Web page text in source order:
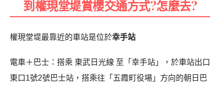
到權現堂堤賞櫻交通方式?怎麼去?
權現堂堤最靠近的車站是位於幸手站
電車＋巴士：搭乘 東武日光線 至「幸手站」，於車站出口
東口1號2號巴士站，搭乘往「五霞町役場」方向的朝日巴